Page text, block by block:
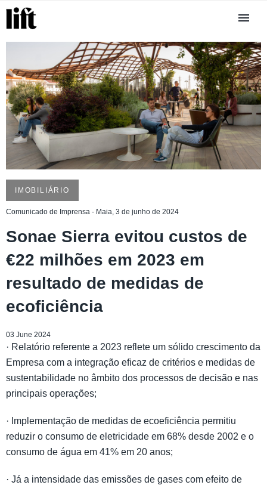
IMOBILIÁRIO
Comunicado de Imprensa - Maia, 3 de junho de 2024
Sonae Sierra evitou custos de
€22 milhões em 2023 em
resultado de medidas de
ecoficiência
03 June 2024
· Relatório referente a 2023 reflete um sólido crescimento da
Empresa com a integração eficaz de critérios e medidas de
sustentabilidade no âmbito dos processos de decisão e nas
principais operações;
· Implementação de medidas de ecoeficiência permitiu
reduzir o consumo de eletricidade em 68% desde 2002 e o
consumo de água em 41% em 20 anos;
· Já a intensidade das emissões de gases com efeito de